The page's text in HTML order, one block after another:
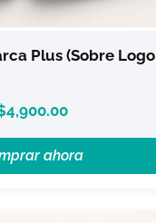
Plus (sobre Logo
4,900.00
ahora